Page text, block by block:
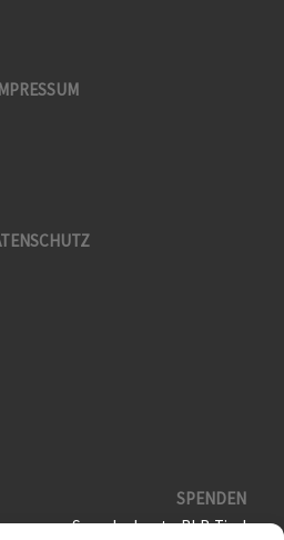
SPENDEN
Spendenkonto RLB Tirol